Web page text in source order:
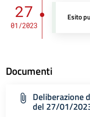
27
01/2023
Esito
Documenti
Deliberazione
del 27/01/